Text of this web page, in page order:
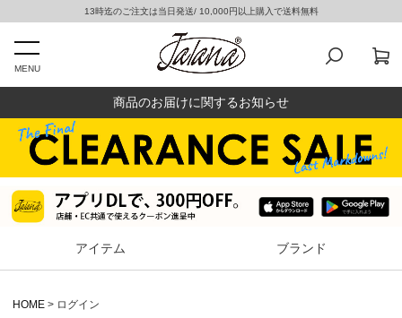
13時迄のご注文は当日発送/ 10,000円以上購入で送料無料
MENU
商品のお届けに関するお知らせ
アイテム ブランド
HOME ログイン